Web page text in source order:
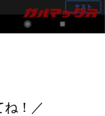
ね！／